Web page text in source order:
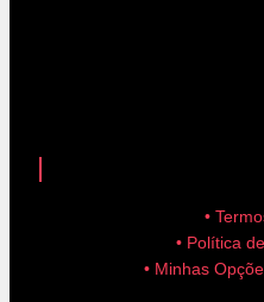
•
• Política
• Minhas